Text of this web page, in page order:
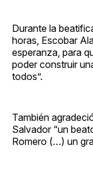
Durante la
horas, Escobar
esperanza, para
poder construir
todos”.
También
Salvador “un
Romero (…) un